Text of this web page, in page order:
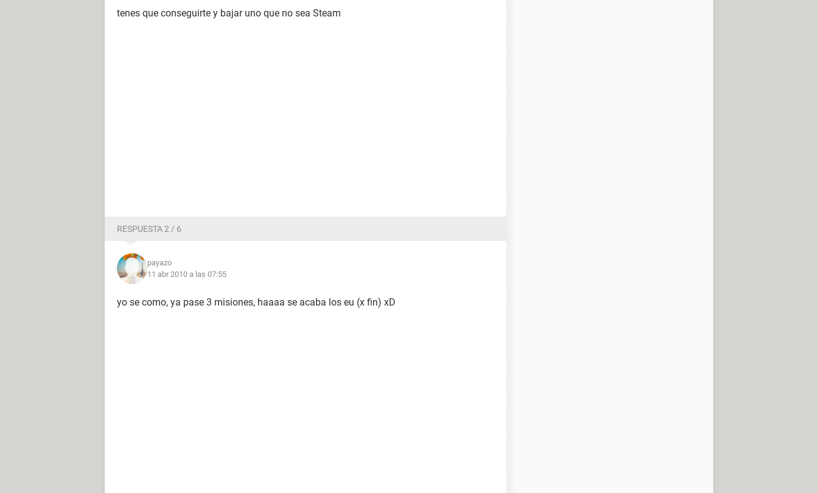
tenes que conseguirte y bajar uno que no sea Steam
RESPUESTA 2 / 6
payazo
11 abr 2010 a las 07:55
yo se como, ya pase 3 misiones, haaaa se acaba los eu (x fin) xD